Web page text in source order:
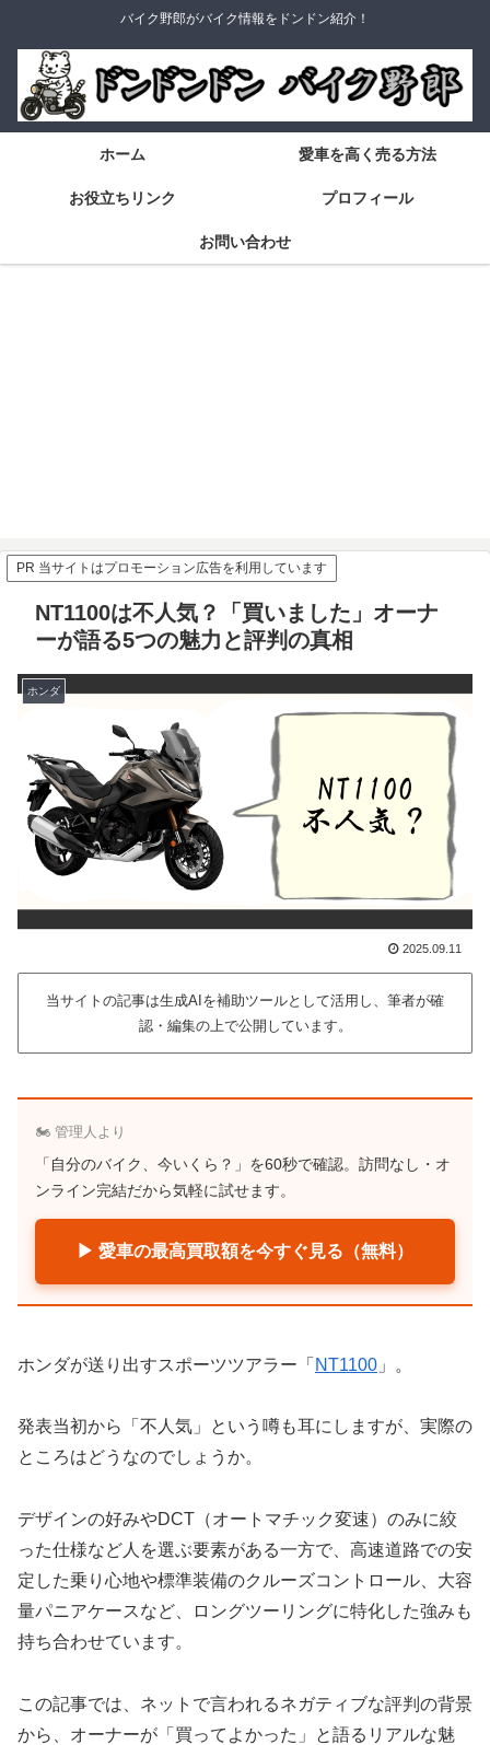
バイク野郎がバイク情報をドンドン紹介！
ホーム 愛車を高く売る方法
お役立ちリンク プロフィール
お問い合わせ
PR 当サイトはプロモーション広告を利用しています
NT1100は不人気？「買いました」オーナ
ーが語る5つの魅力と評判の真相
ホンダ
2025.09.11
当サイトの記事は生成AIを補助ツールとして活用し、筆者が確
認・編集の上で公開しています。
🏍️ 管理人より
「自分のバイク、今いくら？」を60秒で確認。訪問なし・オ
ンライン完結だから気軽に試せます。
▶ 愛車の最高買取額を今すぐ見る（無料）
ホンダが送り出すスポーツツアラー「 NT1100 」。
発表当初から「不人気」という噂も耳にしますが、実際の
ところはどうなのでしょうか。
デザインの好みやDCT（オートマチック変速）のみに絞
った仕様など人を選ぶ要素がある一方で、高速道路での安
定した乗り心地や標準装備のクルーズコントロール、大容
量パニアケースなど、ロングツーリングに特化した強みも
持ち合わせています。
この記事では、ネットで言われるネガティブな評判の背景
から、オーナーが「買ってよかった」と語るリアルな魅